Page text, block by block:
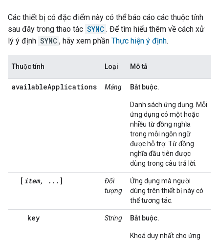
Các thiết bị có đặc điểm này có thể báo cáo các thuộc tính
sau đây trong thao tác SYNC . Để tìm hiểu thêm về cách xử
lý ý định SYNC , hãy xem phần Thực hiện ý định.
Thuộc tính Loại Mô tả
availableApplications Mảng Bắt buộc.
Danh sách ứng dụng. Mỗi
ứng dụng có một hoặc
nhiều từ đồng nghĩa
trong mỗi ngôn ngữ
được hỗ trợ. Từ đồng
nghĩa đầu tiên được
dùng trong câu trả lời.
[ item, ... ]
Đối
tượng
Ứng dụng mà người
dùng trên thiết bị này có
thể tương tác.
key String Bắt buộc.
Khoá duy nhất cho ứng